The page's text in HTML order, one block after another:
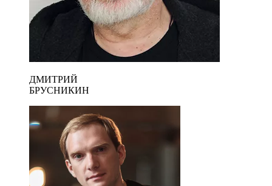
ДМИТРИЙ
БРУСНИКИН